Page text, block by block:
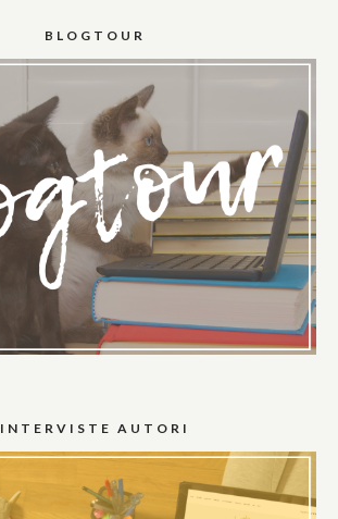
BLOGTOUR
INTERVISTE AUTORI